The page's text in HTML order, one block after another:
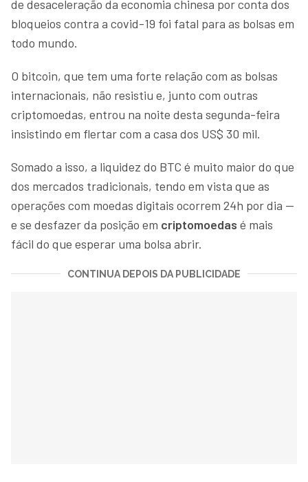
de desaceleração da economia chinesa por conta dos
bloqueios contra a covid-19 foi fatal para as bolsas em
todo mundo.
O bitcoin, que tem uma forte relação com as bolsas
internacionais, não resistiu e, junto com outras
criptomoedas, entrou na noite desta segunda-feira
insistindo em flertar com a casa dos US$ 30 mil.
Somado a isso, a liquidez do BTC é muito maior do que
dos mercados tradicionais, tendo em vista que as
operações com moedas digitais ocorrem 24h por dia —
e se desfazer da posição em criptomoedas é mais
fácil do que esperar uma bolsa abrir.
CONTINUA DEPOIS DA PUBLICIDADE